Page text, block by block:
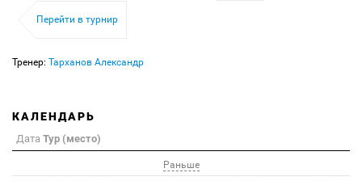
Перейти в турнир
Тренер: Тарханов Александр
КАЛЕНДАРЬ
Дата Тур (место)
Раньше